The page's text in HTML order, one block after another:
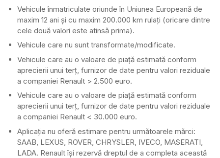
Vehicule înmatriculate oriunde în Uniunea Europeană de
maxim 12 ani și cu maxim 200.000 km rulați (oricare dintre
cele două valori este atinsă prima).
Vehicule care nu sunt transformate/modificate.
Vehicule care au o valoare de piață estimată conform
aprecierii unui terț, furnizor de date pentru valori reziduale
a companiei Renault > 2.500 euro.
Vehicule care au o valoare de piață estimată conform
aprecierii unui terț, furnizor de date pentru valori reziduale
a companiei Renault < 30.000 euro.
Aplicația nu oferă estimare pentru următoarele mărci:
SAAB, LEXUS, ROVER, CHRYSLER, IVECO, MASERATI,
LADA. Renault își rezervă dreptul de a completa această